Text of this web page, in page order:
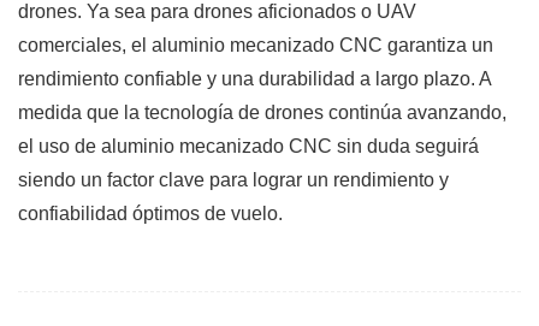
drones. Ya sea para drones aficionados o UAV
comerciales, el aluminio mecanizado CNC garantiza un
rendimiento confiable y una durabilidad a largo plazo. A
medida que la tecnología de drones continúa avanzando,
el uso de aluminio mecanizado CNC sin duda seguirá
siendo un factor clave para lograr un rendimiento y
confiabilidad óptimos de vuelo.